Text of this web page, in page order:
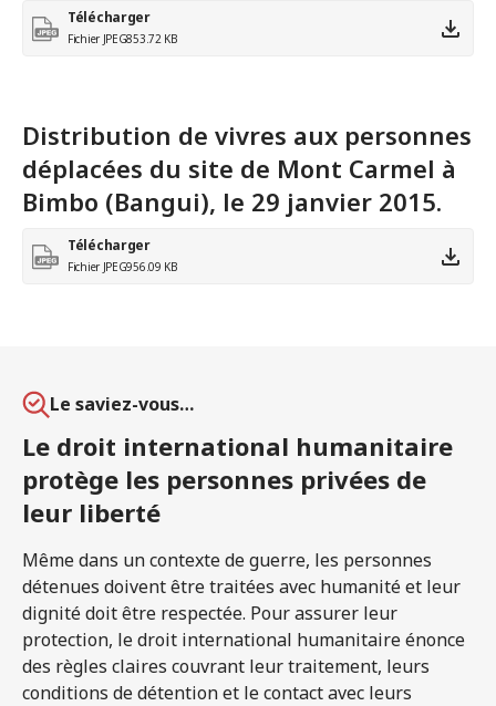
Télécharger
Fichier JPEG853.72 KB
Distribution de vivres aux personnes
déplacées du site de Mont Carmel à
Bimbo (Bangui), le 29 janvier 2015.
Télécharger
Fichier JPEG956.09 KB
Le saviez-vous…
Le droit international humanitaire
protège les personnes privées de
leur liberté
Même dans un contexte de guerre, les personnes
détenues doivent être traitées avec humanité et leur
dignité doit être respectée. Pour assurer leur
protection, le droit international humanitaire énonce
des règles claires couvrant leur traitement, leurs
conditions de détention et le contact avec leurs